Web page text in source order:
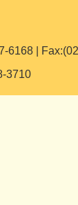
6168 |
3710